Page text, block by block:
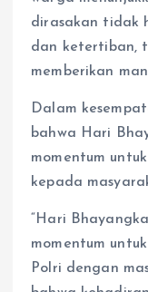
dirasakan tidak
dan ketertiban,
memberikan
Dalam
bahwa Hari
momentum
kepada
“Hari
momentum
Polri dengan